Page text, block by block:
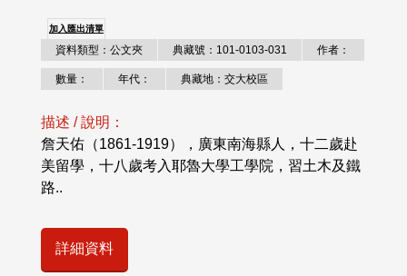
加入匯出清單
資料類型：公文夾 典藏號：101-0103-031 作者：
數量： 年代： 典藏地：交大校區
描述 / 說明：
詹天佑（1861-1919），廣東南海縣人，十二歲赴
美留學，十八歲考入耶魯大學工學院，習土木及鐵
路..
詳細資料